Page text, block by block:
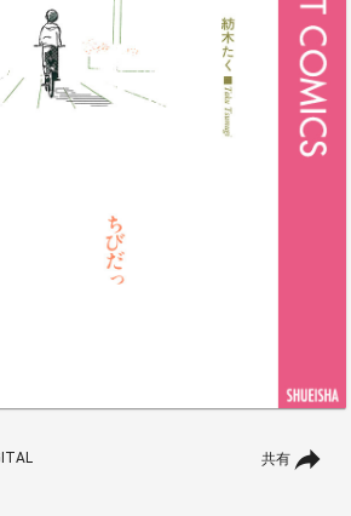
共有